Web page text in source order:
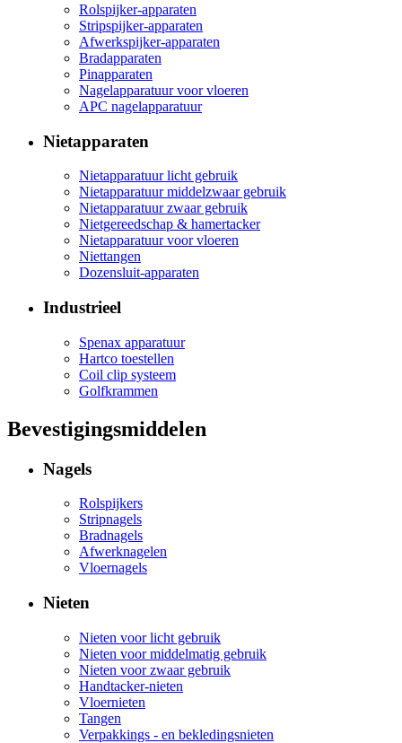
Rolspijker-apparaten
Stripspijker-apparaten
Afwerkspijker-apparaten
Bradapparaten
Pinapparaten
Nagelapparatuur voor vloeren
APC nagelapparatuur
Nietapparaten
Nietapparatuur licht gebruik
Nietapparatuur middelzwaar gebruik
Nietapparatuur zwaar gebruik
Nietgereedschap & hamertacker
Nietapparatuur voor vloeren
Niettangen
Dozensluit-apparaten
Industrieel
Spenax apparatuur
Hartco toestellen
Coil clip systeem
Golfkrammen
Bevestigingsmiddelen
Nagels
Rolspijkers
Stripnagels
Bradnagels
Afwerknagelen
Vloernagels
Nieten
Nieten voor licht gebruik
Nieten voor middelmatig gebruik
Nieten voor zwaar gebruik
Handtacker-nieten
Vloernieten
Tangen
Verpakkings - en bekledingsnieten